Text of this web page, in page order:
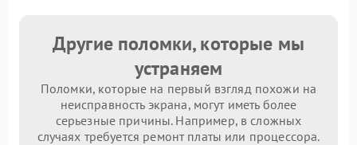
Другие поломки, которые мы
устраняем
Поломки, которые на первый взгляд похожи на
неисправность экрана, могут иметь более
серьезные причины. Например, в сложных
случаях требуется ремонт платы или процессора.